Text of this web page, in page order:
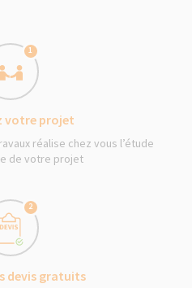
1
votre projet
réalise chez vous l’étude
de votre projet
2
devis gratuits